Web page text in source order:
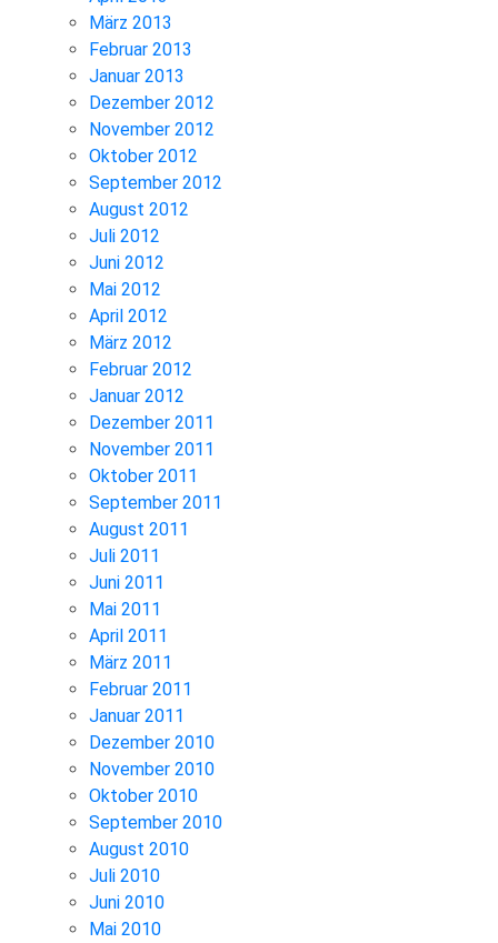
März 2013
Februar 2013
Januar 2013
Dezember 2012
November 2012
Oktober 2012
September 2012
August 2012
Juli 2012
Juni 2012
Mai 2012
April 2012
März 2012
Februar 2012
Januar 2012
Dezember 2011
November 2011
Oktober 2011
September 2011
August 2011
Juli 2011
Juni 2011
Mai 2011
April 2011
März 2011
Februar 2011
Januar 2011
Dezember 2010
November 2010
Oktober 2010
September 2010
August 2010
Juli 2010
Juni 2010
Mai 2010